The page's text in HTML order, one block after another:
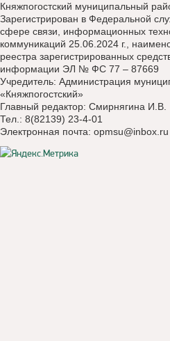
Княжпогостский муниципальный
Зарегистрирован в Федеральной
сфере связи, информационных
коммуникаций 25.06.2024 г.,
реестра зарегистрированных
информации ЭЛ № ФС 77 – 87669
Учредитель: Администрация
«Княжпогостский»
Главный редактор: Смирнягина И.В.
Тел.: 8(82139) 23-4-01
Электронная почта: opmsu@inbox.ru